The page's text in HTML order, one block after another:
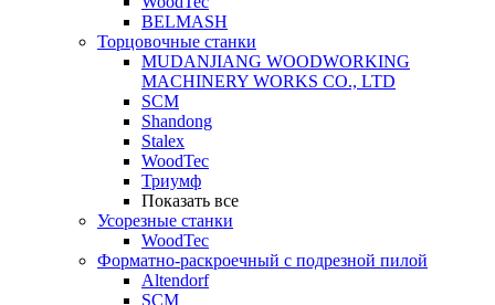
BELMASH
Торцовочные станки
MUDANJIANG WOODWORKING
MACHINERY WORKS CO., LTD
SCM
Shandong
Stalex
WoodTec
Триумф
Показать все
Усорезные станки
WoodTec
Форматно-раскроечный с подрезной пилой
Altendorf
SCM